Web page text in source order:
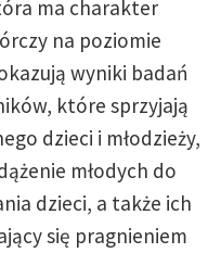
ma charakter
na poziomie
wyniki badań
które sprzyjają
dzieci i młodzieży,
młodych do
dzieci, a także ich
się pragnieniem